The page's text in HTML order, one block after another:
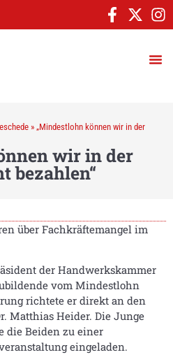
» „Mindestlohn können wir in der
wir in der
bezahlen“
über Fachkräftemangel im
der Handwerkskammer
vom Mindestlohn
richtete er direkt an den
Matthias Heider. Die Junge
die Beiden zu einer
eingeladen.